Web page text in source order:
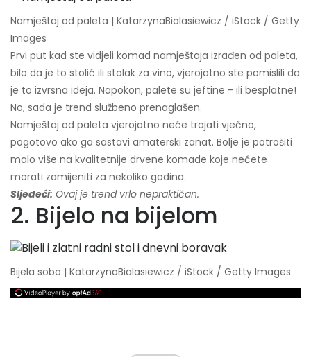
Namještaj od paleta | KatarzynaBialasiewicz / iStock / Getty
Images
Prvi put kad ste vidjeli komad namještaja izrađen od paleta,
bilo da je to stolić ili stalak za vino, vjerojatno ste pomislili da
je to izvrsna ideja. Napokon, palete su jeftine - ili besplatne!
No, sada je trend službeno prenaglašen.
Namještaj od paleta vjerojatno neće trajati vječno,
pogotovo ako ga sastavi amaterski zanat. Bolje je potrošiti
malo više na kvalitetnije drvene komade koje nećete
morati zamijeniti za nekoliko godina.
Sljedeći: Ovaj je trend vrlo nepraktičan.
2. Bijelo na bijelom
Bijela soba | KatarzynaBialasiewicz / iStock / Getty Images